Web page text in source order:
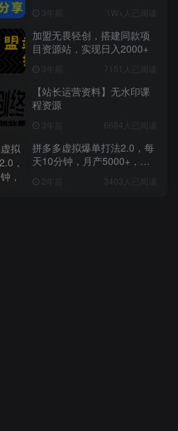
3年前 1W+人已阅读
加盟无畏轻创，搭建同款项
目资源站，实现日入2000+
3年前 7151人已阅读
【站长运营资料】无水印课
程资源
3年前 6684人已阅读
拼多多虚拟爆单打法2.0，每
天10分钟，月产5000+，从0
2年前 3403人已阅读